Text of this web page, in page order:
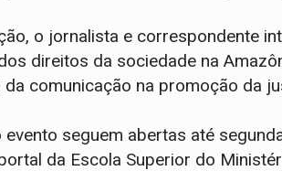
o jornalista e correspondente
direitos da sociedade na
comunicação na promoção da
seguem abertas até
da Escola Superior do